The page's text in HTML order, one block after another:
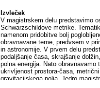
Izvleček
V magistrskem delu predstavimo
Schwarzschildove metrike.
namenom pridobitve bolj
obravnavane teme, predvsem v
in astronomije. V prvem delu
podaljšanje časa, skrajšanje
polna energija. Nato
ukrivljenost prostora-časa,
gravitacijskega polja. Jedro